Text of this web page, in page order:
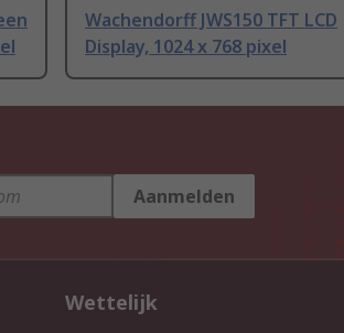
Wachendorff JWS150 TFT LCD
Display, 1024 x 768 pixel
Aanmelden
Wettelijk